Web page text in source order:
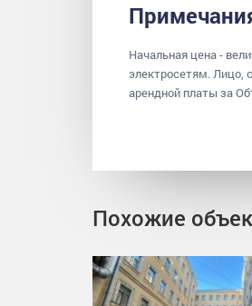
Начальная цена -
электросетям. Лицо,
арендной платы за
Похожие